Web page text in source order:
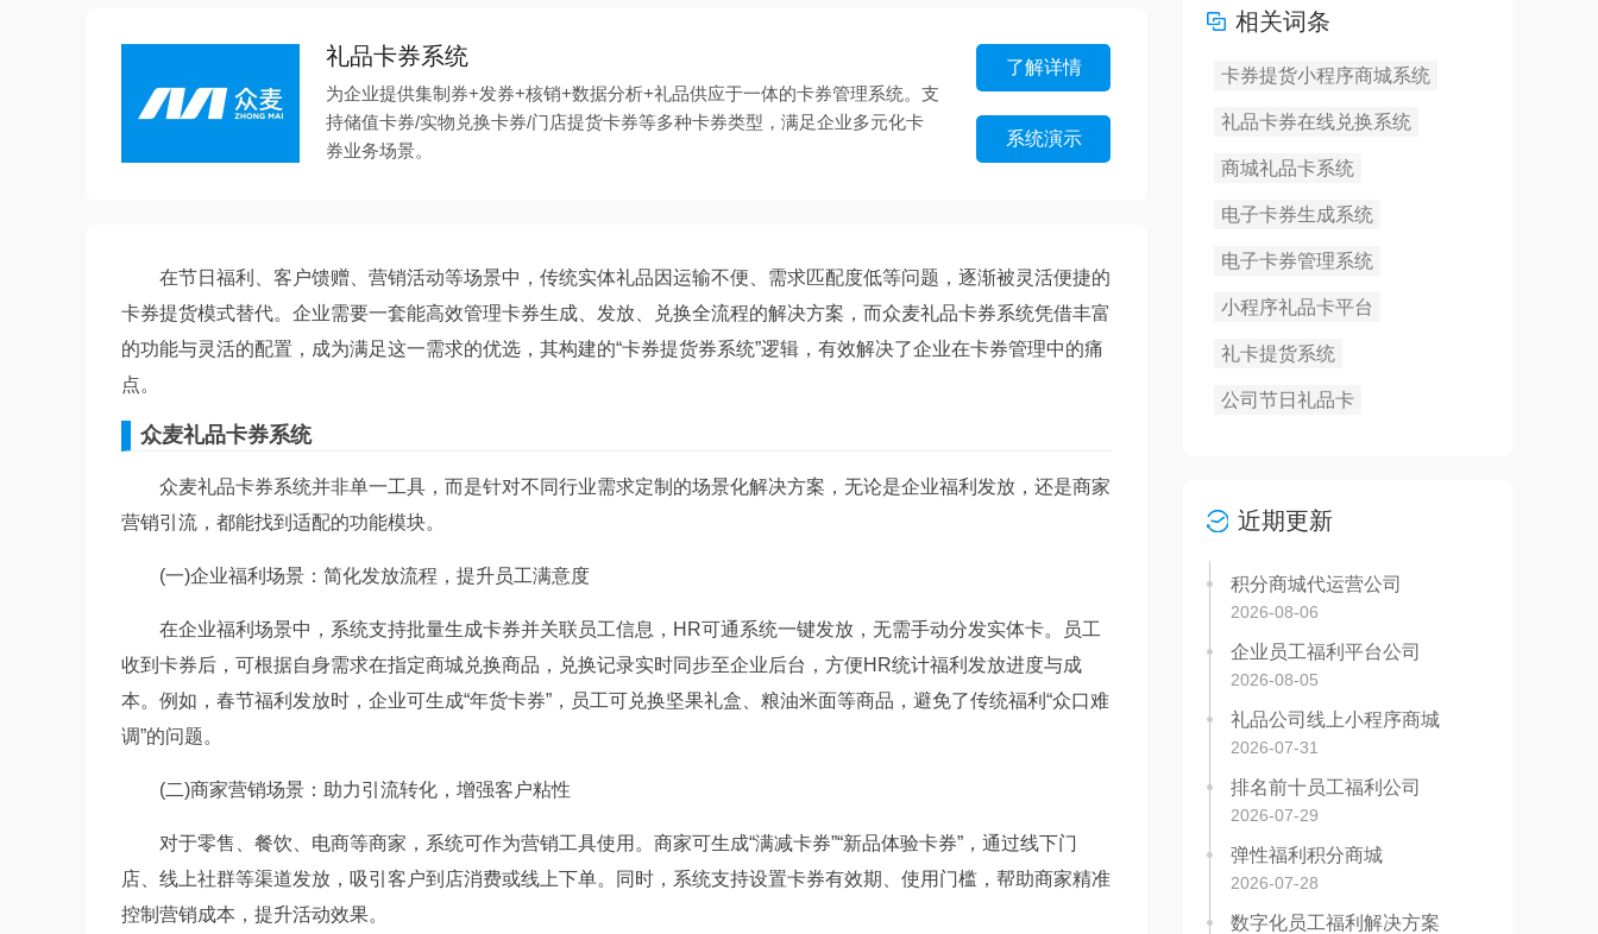
礼品卡券系统
为企业提供集制券+发券+核销+数据分析+礼品供应于一体的卡券管理系统。支
持储值卡券/实物兑换卡券/门店提货卡券等多种卡券类型，满足企业多元化卡
券业务场景。
了解详情
系统演示
在节日福利、客户馈赠、营销活动等场景中，传统实体礼品因运输不便、需求匹配度低等问题，逐渐被灵活便捷的
卡券提货模式替代。企业需要一套能高效管理卡券生成、发放、兑换全流程的解决方案，而众麦礼品卡券系统凭借丰富
的功能与灵活的配置，成为满足这一需求的优选，其构建的“卡券提货券系统”逻辑，有效解决了企业在卡券管理中的痛
点。
众麦礼品卡券系统
众麦礼品卡券系统并非单一工具，而是针对不同行业需求定制的场景化解决方案，无论是企业福利发放，还是商家
营销引流，都能找到适配的功能模块。
(一)企业福利场景：简化发放流程，提升员工满意度
在企业福利场景中，系统支持批量生成卡券并关联员工信息，HR可通系统一键发放，无需手动分发实体卡。员工
收到卡券后，可根据自身需求在指定商城兑换商品，兑换记录实时同步至企业后台，方便HR统计福利发放进度与成
本。例如，春节福利发放时，企业可生成“年货卡券”，员工可兑换坚果礼盒、粮油米面等商品，避免了传统福利“众口难
调”的问题。
(二)商家营销场景：助力引流转化，增强客户粘性
对于零售、餐饮、电商等商家，系统可作为营销工具使用。商家可生成“满减卡券”“新品体验卡券”，通过线下门
店、线上社群等渠道发放，吸引客户到店消费或线上下单。同时，系统支持设置卡券有效期、使用门槛，帮助商家精准
控制营销成本，提升活动效果。
相关词条
卡券提货小程序商城系统
礼品卡券在线兑换系统
商城礼品卡系统
电子卡券生成系统
电子卡券管理系统
小程序礼品卡平台
礼卡提货系统
公司节日礼品卡
近期更新
积分商城代运营公司
2026-08-06
企业员工福利平台公司
2026-08-05
礼品公司线上小程序商城
2026-07-31
排名前十员工福利公司
2026-07-29
弹性福利积分商城
2026-07-28
数字化员工福利解决方案